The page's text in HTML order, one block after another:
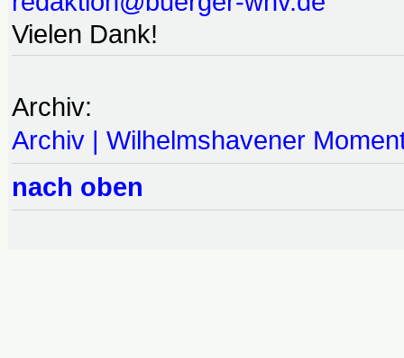
Vielen Dank!
Archiv:
Archiv | Wilhelmshavener
nach oben